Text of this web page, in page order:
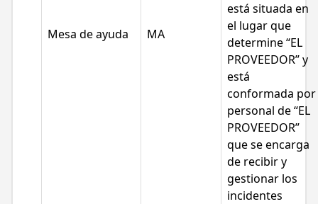
Mesa de ayuda MA
está situada en
el lugar que
determine “EL
PROVEEDOR” y
está
conformada por
personal de “EL
PROVEEDOR”
que se encarga
de recibir y
gestionar los
incidentes